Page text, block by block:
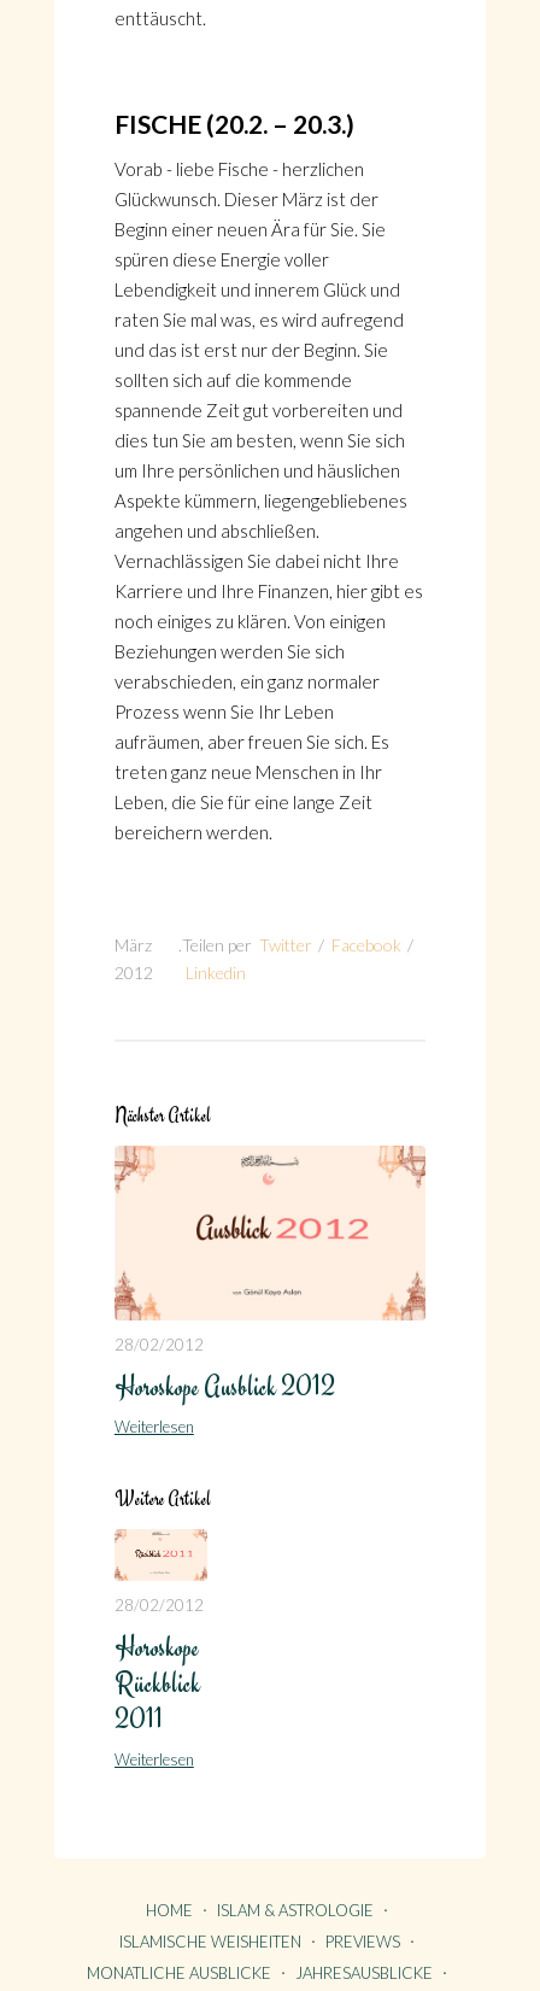
enttäuscht.
FISCHE (20.2. – 20.3.)
Vorab - liebe Fische - herzlichen
Glückwunsch. Dieser März ist der
Beginn einer neuen Ära für Sie. Sie
spüren diese Energie voller
Lebendigkeit und innerem Glück und
raten Sie mal was, es wird aufregend
und das ist erst nur der Beginn. Sie
sollten sich auf die kommende
spannende Zeit gut vorbereiten und
dies tun Sie am besten, wenn Sie sich
um Ihre persönlichen und häuslichen
Aspekte kümmern, liegengebliebenes
angehen und abschließen.
Vernachlässigen Sie dabei nicht Ihre
Karriere und Ihre Finanzen, hier gibt es
noch einiges zu klären. Von einigen
Beziehungen werden Sie sich
verabschieden, ein ganz normaler
Prozess wenn Sie Ihr Leben
aufräumen, aber freuen Sie sich. Es
treten ganz neue Menschen in Ihr
Leben, die Sie für eine lange Zeit
bereichern werden.
März
2012
.Teilen per Twitter / Facebook /
Linkedin
Nächster Artikel
28/02/2012
Horoskope Ausblick 2012
Weiterlesen
Weitere Artikel
28/02/2012
Horoskope
Rückblick
2011
Weiterlesen
HOME
ISLAM & ASTROLOGIE
ISLAMISCHE WEISHEITEN
PREVIEWS
MONATLICHE AUSBLICKE
JAHRESAUSBLICKE